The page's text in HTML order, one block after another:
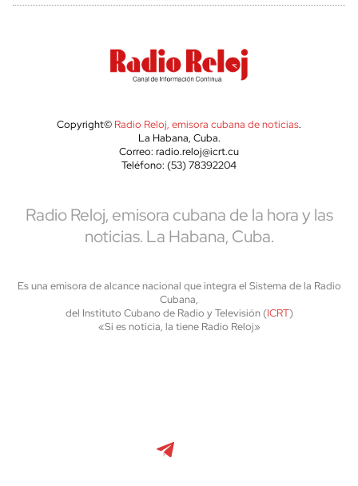
Copyright© Radio Reloj, emisora cubana de noticias.
La Habana, Cuba.
Correo: radio.reloj@icrt.cu
Teléfono: (53) 78392204
Radio Reloj, emisora cubana de la hora y las
noticias. La Habana, Cuba.
Es una emisora de alcance nacional que integra el Sistema de la Radio
Cubana,
del Instituto Cubano de Radio y Televisión (ICRT)
«Si es noticia, la tiene Radio Reloj»